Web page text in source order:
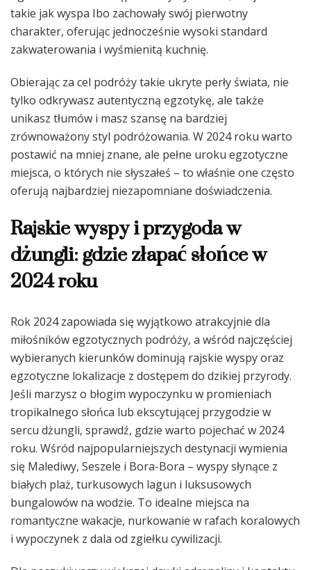
takie jak wyspa Ibo zachowały swój pierwotny
charakter, oferując jednocześnie wysoki standard
zakwaterowania i wyśmienitą kuchnię.
Obierając za cel podróży takie ukryte perły świata, nie
tylko odkrywasz autentyczną egzotykę, ale także
unikasz tłumów i masz szansę na bardziej
zrównoważony styl podróżowania. W 2024 roku warto
postawić na mniej znane, ale pełne uroku egzotyczne
miejsca, o których nie słyszałeś – to właśnie one często
oferują najbardziej niezapomniane doświadczenia.
Rajskie wyspy i przygoda w
dżungli: gdzie złapać słońce w
2024 roku
Rok 2024 zapowiada się wyjątkowo atrakcyjnie dla
miłośników egzotycznych podróży, a wśród najczęściej
wybieranych kierunków dominują rajskie wyspy oraz
egzotyczne lokalizacje z dostępem do dzikiej przyrody.
Jeśli marzysz o błogim wypoczynku w promieniach
tropikalnego słońca lub ekscytującej przygodzie w
sercu dżungli, sprawdź, gdzie warto pojechać w 2024
roku. Wśród najpopularniejszych destynacji wymienia
się Malediwy, Seszele i Bora-Bora – wyspy słynące z
białych plaż, turkusowych lagun i luksusowych
bungalowów na wodzie. To idealne miejsca na
romantyczne wakacje, nurkowanie w rafach koralowych
i wypoczynek z dala od zgiełku cywilizacji.